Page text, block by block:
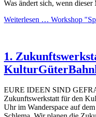
Was ändert sich, wenn
Weiterlesen … Workshop
1.
EURE IDEEN SIND
Zukunftswerkstatt für den
Uhr im Wanderspace auf